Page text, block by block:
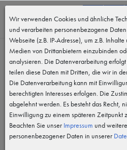
MENÜ
Feuerlöscher & Brandschutz
Filter
Wir verwenden Cookies und ähnliche
und verarbeiten personenbezogene
Webseite (z.B. IP-Adresse), um z.B.
Medien von Drittanbietern einzubinden
analysieren. Die Datenverarbeitung
teilen diese Daten mit Dritten, die wir in
Die Datenverarbeitung kann mit
berechtigten Interesses erfolgen. Die
abgelehnt werden. Es besteht das Recht,
Einwilligung zu einem späteren Zeitpunkt
Beachten Sie unser Impressum und
personenbezogener Daten in unserer